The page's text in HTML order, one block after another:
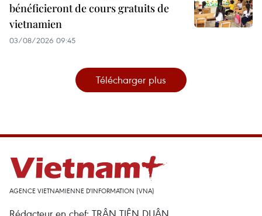
bénéficieront de cours gratuits de
vietnamien
03/08/2026 09:45
Télécharger plus
AGENCE VIETNAMIENNE D'INFORMATION (VNA)